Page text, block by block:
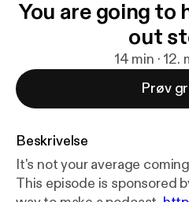
You are going to
out
14 min · 12.
Prøv
Beskrivelse
It's not your average coming
This episode is sponsored by · Anchor: The